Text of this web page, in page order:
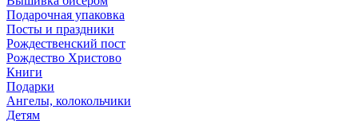
Подарочная упаковка
Посты и праздники
Рождественский пост
Рождество Христово
Книги
Подарки
Ангелы, колокольчики
Детям